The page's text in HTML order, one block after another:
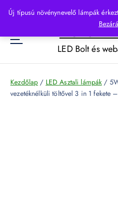
Új típusú növénynevelő lámpák
p
o
LED Bolt és
Kezdőlap / LED Asztali lámpák /
vezetéknélküli töltővel 3 in 1 fekete